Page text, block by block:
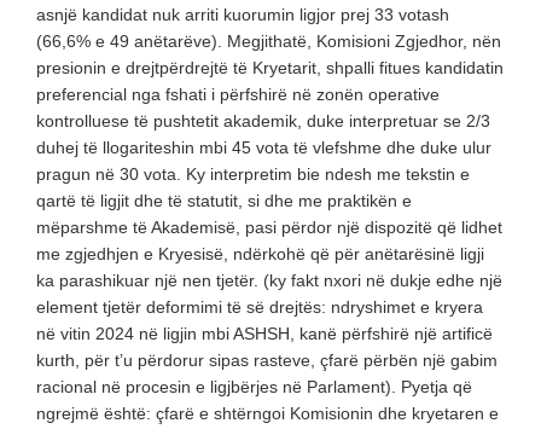
asnjë kandidat nuk arriti kuorumin ligjor prej 33 votash
(66,6% e 49 anëtarëve). Megjithatë, Komisioni Zgjedhor, nën
presionin e drejtpërdrejtë të Kryetarit, shpalli fitues kandidatin
preferencial nga fshati i përfshirë në zonën operative
kontrolluese të pushtetit akademik, duke interpretuar se 2/3
duhej të llogariteshin mbi 45 vota të vlefshme dhe duke ulur
pragun në 30 vota. Ky interpretim bie ndesh me tekstin e
qartë të ligjit dhe të statutit, si dhe me praktikën e
mëparshme të Akademisë, pasi përdor një dispozitë që lidhet
me zgjedhjen e Kryesisë, ndërkohë që për anëtarësinë ligji
ka parashikuar një nen tjetër. (ky fakt nxori në dukje edhe një
element tjetër deformimi të së drejtës: ndryshimet e kryera
në vitin 2024 në ligjin mbi ASHSH, kanë përfshirë një artificë
kurth, për t’u përdorur sipas rasteve, çfarë përbën një gabim
racional në procesin e ligjbërjes në Parlament). Pyetja që
ngrejmë është: çfarë e shtërngoi Komisionin dhe kryetaren e